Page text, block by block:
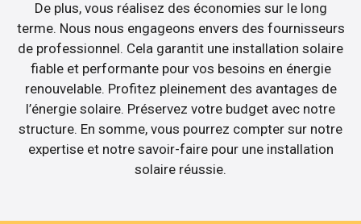
De plus, vous réalisez des économies sur le long
terme. Nous nous engageons envers des fournisseurs
de professionnel. Cela garantit une installation solaire
fiable et performante pour vos besoins en énergie
renouvelable. Profitez pleinement des avantages de
l’énergie solaire. Préservez votre budget avec notre
structure. En somme, vous pourrez compter sur notre
expertise et notre savoir-faire pour une installation
solaire réussie.